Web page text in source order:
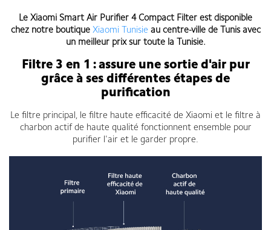
Le Xiaomi Smart Air Purifier 4 Compact Filter est disponible
chez notre boutique Xiaomi Tunisie au centre-ville de Tunis avec
un meilleur prix sur toute la Tunisie.
Filtre 3 en 1 : assure une sortie d'air pur
grâce à ses différentes étapes de
purification
Le filtre principal, le filtre haute efficacité de Xiaomi et le filtre à
charbon actif de haute qualité fonctionnent ensemble pour
purifier l'air et le garder propre.